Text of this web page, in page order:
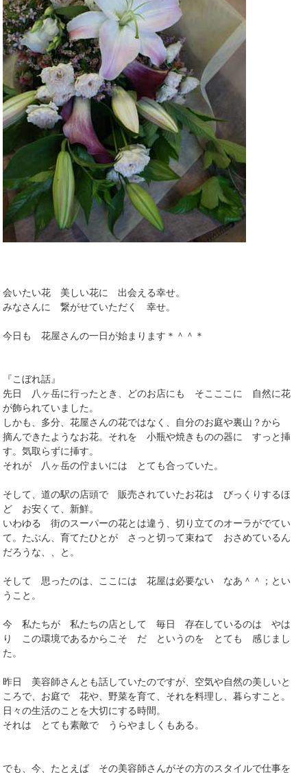
会いたい花 美しい花に 出会える幸せ。
みなさんに 繋がせていただく 幸せ。
今日も 花屋さんの一日が始まります＊＾＾＊
『こぼれ話』
先日 八ヶ岳に行ったとき、どのお店にも そこここに 自然に花
が飾られていました。
しかも、多分、花屋さんの花ではなく、自分のお庭や裏山？から
摘んできたようなお花。それを 小瓶や焼きものの器に すっと挿
す。気取らずに挿す。
それが 八ヶ岳の佇まいには とても合っていた。
そして、道の駅の店頭で 販売されていたお花は びっくりするほ
ど お安くて、新鮮。
いわゆる 街のスーパーの花とは違う、切り立てのオーラがでてい
て。たぶん、育てたひとが さっと切って束ねて おさめているん
だろうな、、と。
そして 思ったのは、ここには 花屋は必要ない なあ＾＾；とい
うこと。
今 私たちが 私たちの店として 毎日 存在しているのは やは
り この環境であるからこそ だ というのを とても 感じまし
た。
昨日 美容師さんとも話していたのですが、空気や自然の美しいと
ころで、お庭で 花や、野菜を育て、それを料理し、暮らすこと。
日々の生活のことを大切にする時間。
それは とても素敵で うらやましくもある。
でも、今、たとえば その美容師さんがその方のスタイルで仕事を